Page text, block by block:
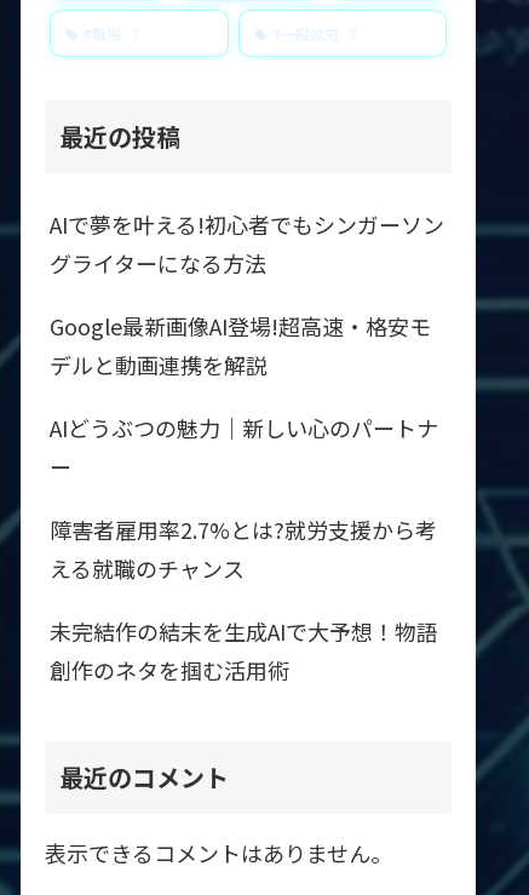
#職場 7 #一般就労 7
最近の投稿
AIで夢を叶える!初心者でもシンガーソン
グライターになる方法
Google最新画像AI登場!超高速・格安モ
デルと動画連携を解説
AIどうぶつの魅力｜新しい心のパートナ
ー
障害者雇用率2.7%とは?就労支援から考
える就職のチャンス
未完結作の結末を生成AIで大予想！物語
創作のネタを掴む活用術
最近のコメント
表示できるコメントはありません。